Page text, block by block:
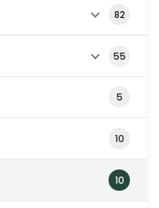
82
55
5
10
10